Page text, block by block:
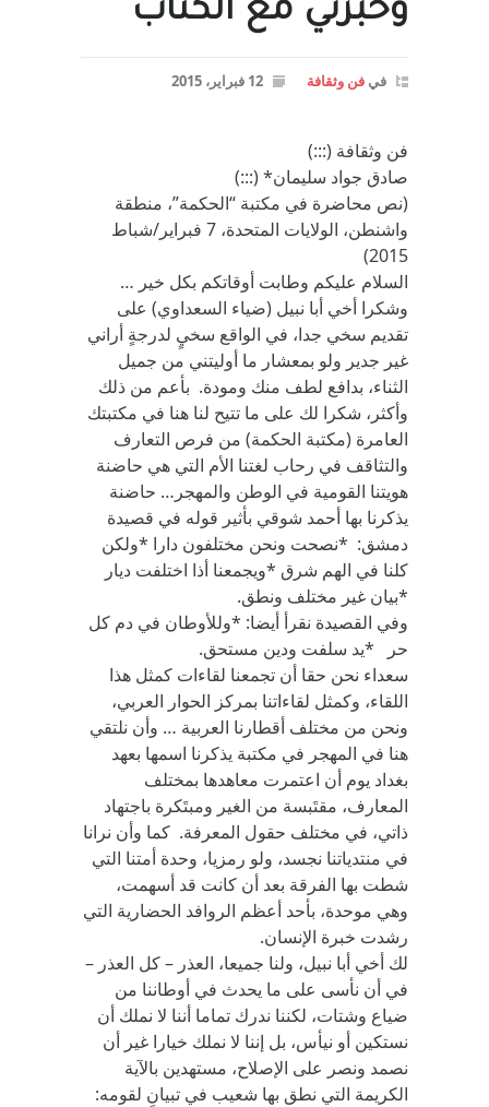
وخبرتي مع الكتاب
في فن وثقافة 12 فبراير، 2015
فن وثقافة (:::)
صادق جواد سليمان* (:::)
(نص محاضرة في مكتبة “الحكمة”، منطقة
واشنطن، الولايات المتحدة، 7 فبراير/شباط
2015)
السلام عليكم وطابت أوقاتكم بكل خير …
وشكرا أخي أبا نبيل (ضياء السعداوي) على
تقديم سخي جدا، في الواقع سخيٍ لدرجةٍ أراني
غير جدير ولو بمعشار ما أوليتني من جميل
الثناء، بدافع لطف منك ومودة. بأعم من ذلك
وأكثر، شكرا لك على ما تتيح لنا هنا في مكتبتك
العامرة (مكتبة الحكمة) من فرص التعارف
والتثاقف في رحاب لغتنا الأم التي هي حاضنة
هويتنا القومية في الوطن والمهجر… حاضنة
يذكرنا بها أحمد شوقي بأثير قوله في قصيدة
دمشق: *نصحت ونحن مختلفون دارا *ولكن
كلنا في الهم شرق *ويجمعنا أذا اختلفت ديار
*بيان غير مختلف ونطق.
وفي القصيدة نقرأ أيضا: *وللأوطان في دم كل
حر *يد سلفت ودين مستحق.
سعداء نحن حقا أن تجمعنا لقاءات كمثل هذا
اللقاء، وكمثل لقاءاتنا بمركز الحوار العربي،
ونحن من مختلف أقطارنا العربية … وأن نلتقي
هنا في المهجر في مكتبة يذكرنا اسمها بعهد
بغداد يوم أن اعتمرت معاهدها بمختلف
المعارف، مقتَبسة من الغير ومبتَكرة باجتهاد
ذاتي، في مختلف حقول المعرفة. كما وأن نرانا
في منتدياتنا نجسد، ولو رمزيا، وحدة أمتنا التي
شطت بها الفرقة بعد أن كانت قد أسهمت،
وهي موحدة، بأحد أعظم الروافد الحضارية التي
رشدت خبرة الإنسان.
لك أخي أبا نبيل، ولنا جميعا، العذر – كل العذر –
في أن نأسى على ما يحدث في أوطاننا من
ضياع وشتات، لكننا ندرك تماما أننا لا نملك أن
نستكين أو نيأس، بل إننا لا نملك خيارا غير أن
نصمد ونصر على الإصلاح، مستهدين بالآية
الكريمة التي نطق بها شعيب في تبيانٍ لقومه: